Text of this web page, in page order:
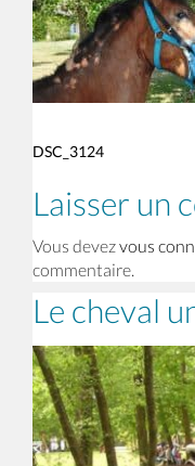
DSC_3124
Laisser un
Vous devezvous
commentaire.
Le cheval